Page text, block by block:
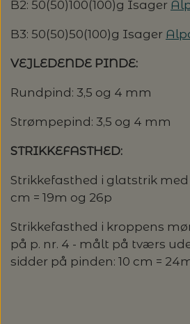
20%
TRYKLÅSE
B2: 50(50)100(100)g Isager
B3: 50(50)50(100)g Isager
VEJLEDENDE PINDE:
Rundpind: 3,5 og 4 mm
Strømpepind: 3,5 og 4 mm
STRIKKEFASTHED:
Strikkefasthed i glatstrik med
cm = 19m og 26p
Strikkefasthed i kroppens
på p. nr. 4 - målt på tværs
sidder på pinden: 10 cm =